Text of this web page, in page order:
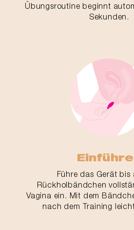
Übungsroutine beginnt
Sekunden.
Führe das Gerät bis
Rückholbändchen
Vagina ein. Mit dem
nach dem Training